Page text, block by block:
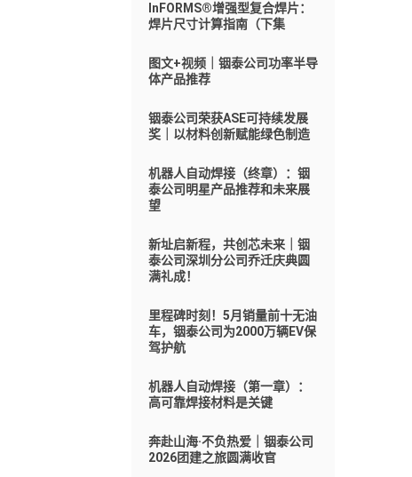
InFORMS®增强型复合焊片：
焊片尺寸计算指南（下集
图文+视频｜铟泰公司功率半导
体产品推荐
铟泰公司荣获ASE可持续发展
奖｜以材料创新赋能绿色制造
机器人自动焊接（终章）：铟
泰公司明星产品推荐和未来展
望
新址启新程，共创芯未来｜铟
泰公司深圳分公司乔迁庆典圆
满礼成！
里程碑时刻！5月销量前十无油
车，铟泰公司为2000万辆EV保
驾护航
机器人自动焊接（第一章）：
高可靠焊接材料是关键
奔赴山海·不负热爱｜铟泰公司
2026团建之旅圆满收官